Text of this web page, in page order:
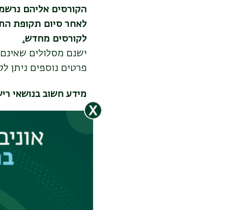
הקורסים אליהם
לאחר סיום תקופת
לקורסים מחדש.
ישנם מסלולים
פרטים נוספים ניתן
מידע חשוב בנושאי
באתר האוניברסיטה
לאפשר לך להתחיל
סרטון הדגמה
האוניברסיטה
הזמנים כמפורט